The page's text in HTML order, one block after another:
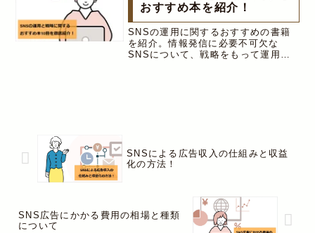
おすすめ本を紹介！
SNSの運用に関するおすすめの書籍
を紹介。情報発信に必要不可欠な
SNSについて、戦略をもって運用し
SNSによる広告収入の仕組みと収益
化の方法！
SNS広告にかかる費用の相場と種類
について